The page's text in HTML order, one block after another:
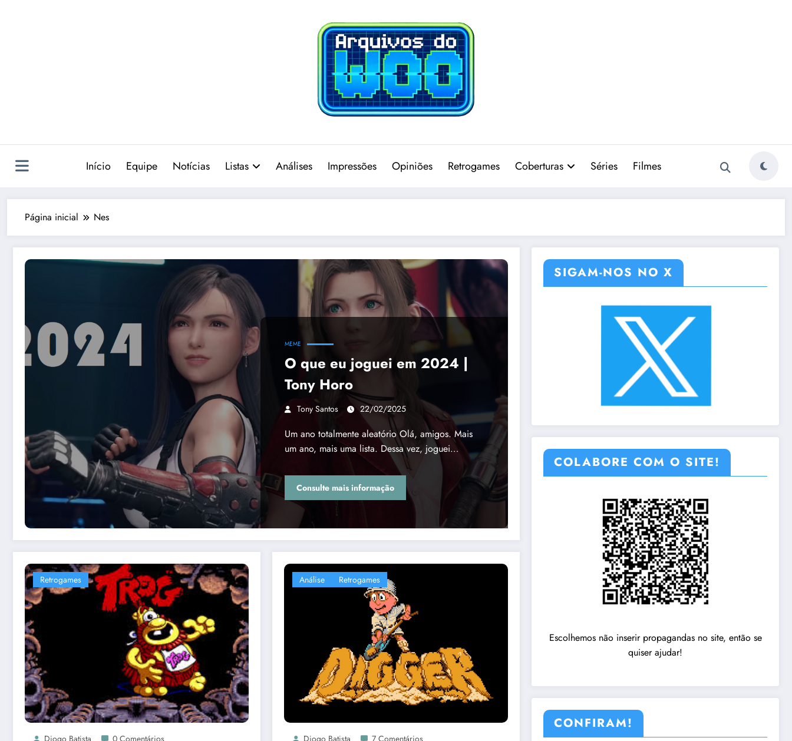
Início Equipe Notícias Listas Análises Impressões Opiniões Retrogames Coberturas Séries Filmes
Página inicial Nes
MEME
O que eu joguei em 2024 |
Tony Horo
Tony Santos 22/02/2025
Um ano totalmente aleatório Olá, amigos. Mais
um ano, mais uma lista. Dessa vez, joguei…
Consulte mais informação
Retrogames Análise Retrogames
SIGAM-NOS NO X
COLABORE COM O SITE!
Escolhemos não inserir propagandas no site, então se
quiser ajudar!
CONFIRAM!